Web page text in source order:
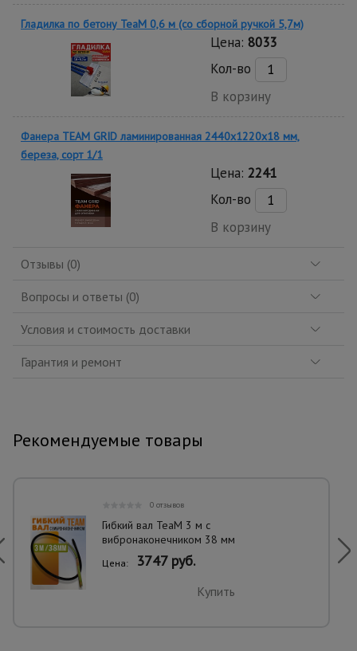
Гладилка по бетону TeaM 0,6 м (со сборной ручкой 5,7м)
Цена: 8033
Кол-во
В корзину
Фанера TEAM GRID ламинированная 2440х1220х18 мм,
береза, сорт 1/1
Цена: 2241
Кол-во
В корзину
Отзывы (0)
Вопросы и ответы (0)
Условия и стоимость доставки
Гарантия и ремонт
Рекомендуемые товары
0 отзывов
Гибкий вал TeaM 3 м с
вибронаконечником 38 мм
Цена: 3747 руб.
Купить